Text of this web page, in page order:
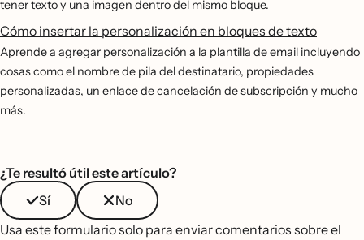
tener texto y una imagen dentro del mismo bloque.
Cómo insertar la personalización en bloques de texto
Aprende a agregar personalización a la plantilla de email incluyendo
cosas como el nombre de pila del destinatario, propiedades
personalizadas, un enlace de cancelación de subscripción y mucho
más.
¿Te resultó útil este artículo?
Sí
No
Usa este formulario solo para enviar comentarios sobre el